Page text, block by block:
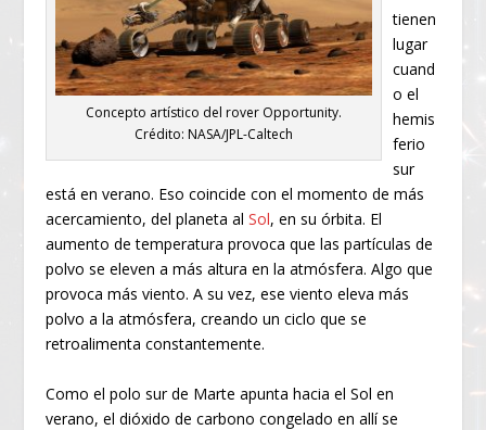
Concepto artístico del rover Opportunity.
Crédito: NASA/JPL-Caltech
tienen
lugar
cuand
o el
hemis
ferio
sur
está en verano. Eso coincide con el momento de más
acercamiento, del planeta alSol, en su órbita. El
aumento de temperatura provoca que las partículas de
polvo se eleven a más altura en la atmósfera. Algo que
provoca más viento. A su vez, ese viento eleva más
polvo a la atmósfera, creando un ciclo que se
retroalimenta constantemente.
Como el polo sur de Marte apunta hacia el Sol en
verano, el dióxido de carbono congelado en allí se